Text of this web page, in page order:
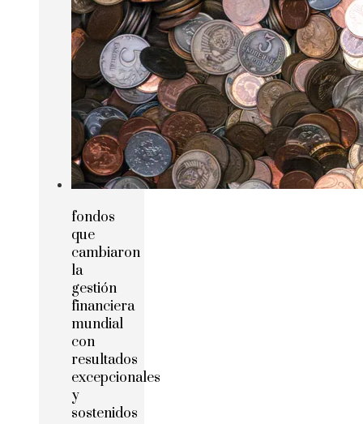
fondos
que
cambiaron
la
gestión
financiera
mundial
con
resultados
excepcionales
y
sostenidos